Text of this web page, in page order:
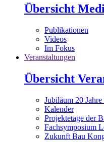
Übersicht
Publikationen
Videos
Im Fokus
Veranstaltungen
Übersicht
Jubiläum 20
Kalender
Projektetage der
Fachsymposium
Zukunft Bau